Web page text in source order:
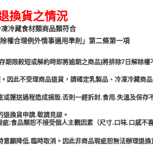
換貨之情況
冷藏食材類商品類符合
除權合理例外情事適用準則」第二條第一項
期限較短或解約時即將逾期之商品)將排除7日解除權
因此不受理商品退貨，請確定乳製品、冷凍冷藏商
或運送過程造成損毀.否則一經拆封.食用.失溫及保存
疵:食品類恕不接受個人主觀因素（尺寸.口味.口感不
意願降低.臨時取消。因此非商品瑕疵恕無法辦理退